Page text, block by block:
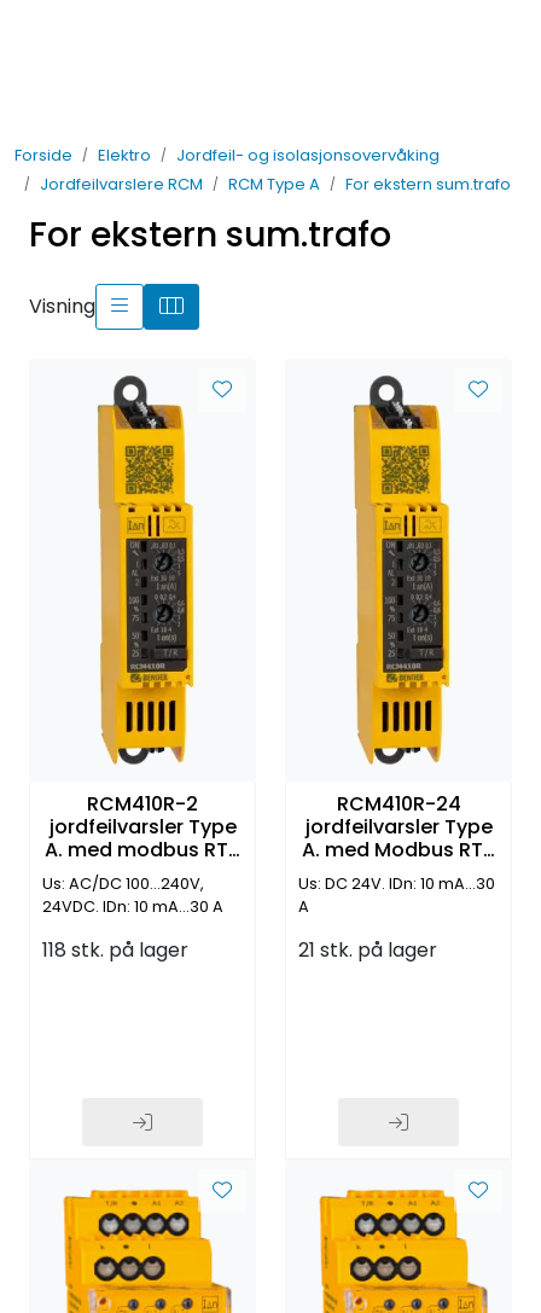
Forside Elektro
Jordfeil- og isolasjonsovervåking
Jordfeilvarslere RCM
RCM Type A For ekstern sum.trafo
For ekstern sum.trafo
Visning
RCM410R-2
jordfeilvarsler Type
A. med modbus RTU
og NFC
Us: AC/DC 100…240V,
24VDC. IDn: 10 mA…30 A
118 stk. på lager
RCM410R-24
jordfeilvarsler Type
A. med Modbus RTU
og NFC
Us: DC 24V. IDn: 10 mA…30
A
21 stk. på lager
Fabrikkautomatisering
Prosessautomatisering
Kontakt oss
Bærekraft